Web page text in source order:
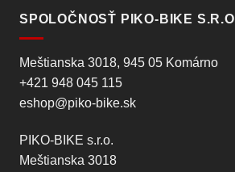
SPOLOČNOSŤ PIKO-BIKE S.R.O
Meštianska 3018, 945 05 Komárno
+421 948 045 115
eshop@piko-bike.sk
PIKO-BIKE s.r.o.
Meštianska 3018